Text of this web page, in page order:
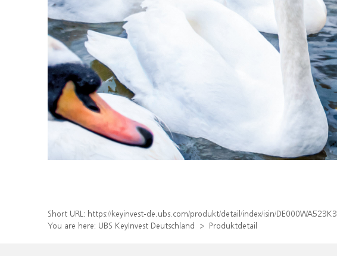
Short URL: https://keyinvest-de.ubs.com/produkt/detail/index/isin/DE000WA523K3
You are here: UBS KeyInvest Deutschland Produktdetail